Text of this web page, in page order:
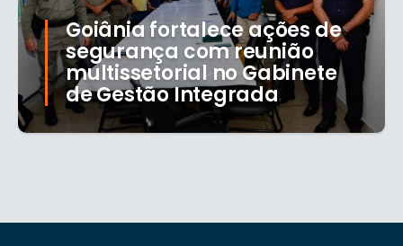
Goiânia fortalece ações de
segurança com reunião
multissetorial no Gabinete
de Gestão Integrada